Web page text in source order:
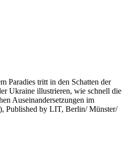
Paradies tritt in den Schatten der
Ukraine illustrieren, wie schnell die
Auseinandersetzungen im
Published by LIT, Berlin/ Münster/